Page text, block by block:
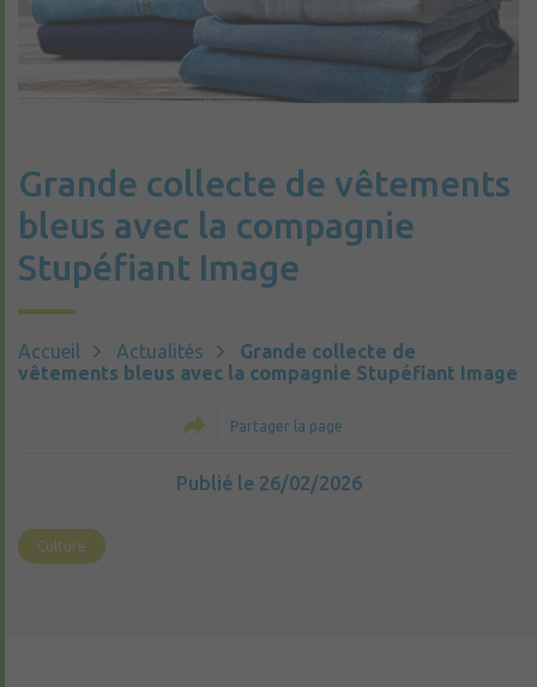
Grande collecte de vêtements
bleus avec la compagnie
Stupéfiant Image
Accueil Actualités
Grande collecte de
vêtements bleus avec la compagnie Stupéfiant Image
Partager la page
Publié le 26/02/2026
Culture